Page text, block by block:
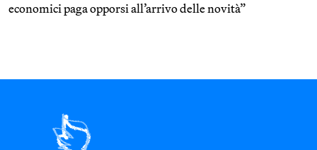
economici paga opporsi all’arrivo delle novità”